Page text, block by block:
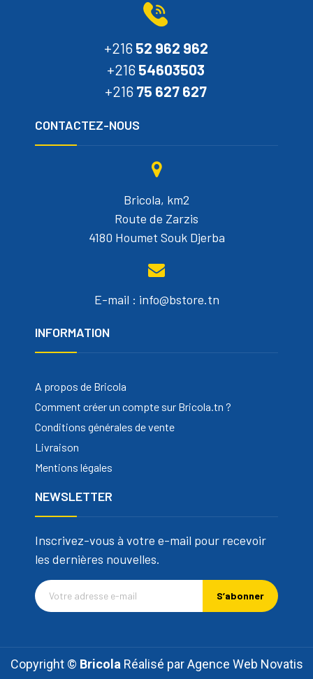
+216 52 962 962
+216 54603503
+216 75 627 627
CONTACTEZ-NOUS
Bricola, km2
Route de Zarzis
4180 Houmet Souk Djerba
E-mail : info@bstore.tn
INFORMATION
A propos de Bricola
Comment créer un compte sur Bricola.tn ?
Conditions générales de vente
Livraison
Mentions légales
NEWSLETTER
Inscrivez-vous à votre e-mail pour recevoir
les dernières nouvelles.
S’abonner
Copyright © Bricola Réalisé parAgence Web Novatis